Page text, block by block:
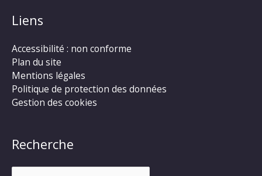
Liens
Accessibilité : non conforme
Plan du site
Mentions légales
Politique de protection des données
Gestion des cookies
Recherche